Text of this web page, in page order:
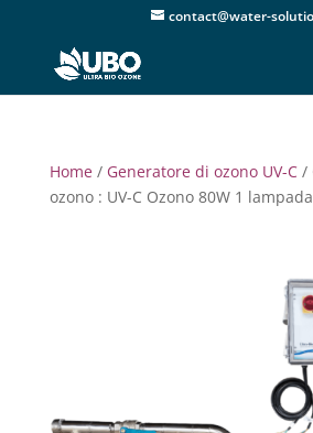
contact@water-
Home/ Generatore di ozono UV-C/
ozono : UV-C Ozono 80W 1 lampada